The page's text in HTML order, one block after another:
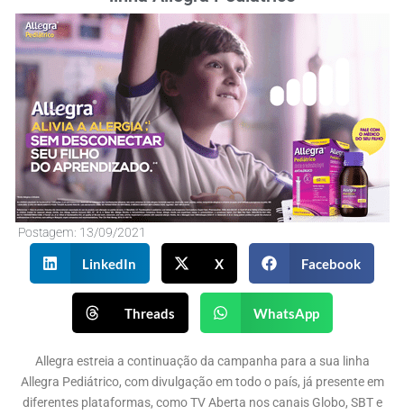
Postagem: 13/09/2021
LinkedIn X Facebook
Threads WhatsApp
Allegra estreia a continuação da campanha para a sua linha
Allegra Pediátrico, com divulgação em todo o país, já presente em
diferentes plataformas, como TV Aberta nos canais Globo, SBT e